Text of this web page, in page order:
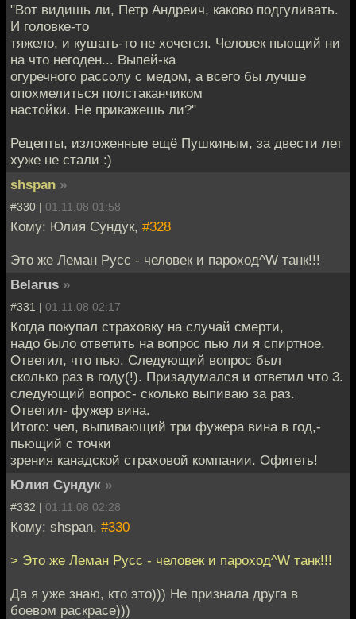
"Вот видишь ли, Петр Андреич, каково подгуливать.
И головке-то
тяжело, и кушать-то не хочется. Человек пьющий ни
на что негоден... Выпей-ка
огуречного рассолу с медом, а всего бы лучше
опохмелиться полстаканчиком
настойки. Не прикажешь ли?"
Рецепты, изложенные ещё Пушкиным, за двести лет
хуже не стали :)
shspan »
#330 | 01.11.08 01:58
Кому: Юлия Сундук, #328
Это же Леман Русс - человек и пароход^W танк!!!
BeIarus »
#331 | 01.11.08 02:17
Когда покупал страховку на случай смерти,
надо было ответить на вопрос пью ли я спиртное.
Ответил, что пью. Следующий вопрос был
сколько раз в году(!). Призадумался и ответил что 3.
следующий вопрос- сколько выпиваю за раз.
Ответил- фужер вина.
Итого: чел, выпивающий три фужера вина в год,-
пьющий с точки
зрения канадской страховой компании. Офигеть!
Юлия Сундук »
#332 | 01.11.08 02:28
Кому: shspan, #330
> Это же Леман Русс - человек и пароход^W танк!!!
Да я уже знаю, кто это))) Не признала друга в
боевом раскрасе)))